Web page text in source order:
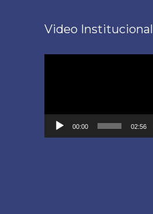
Video Institucional
00:00 02:56